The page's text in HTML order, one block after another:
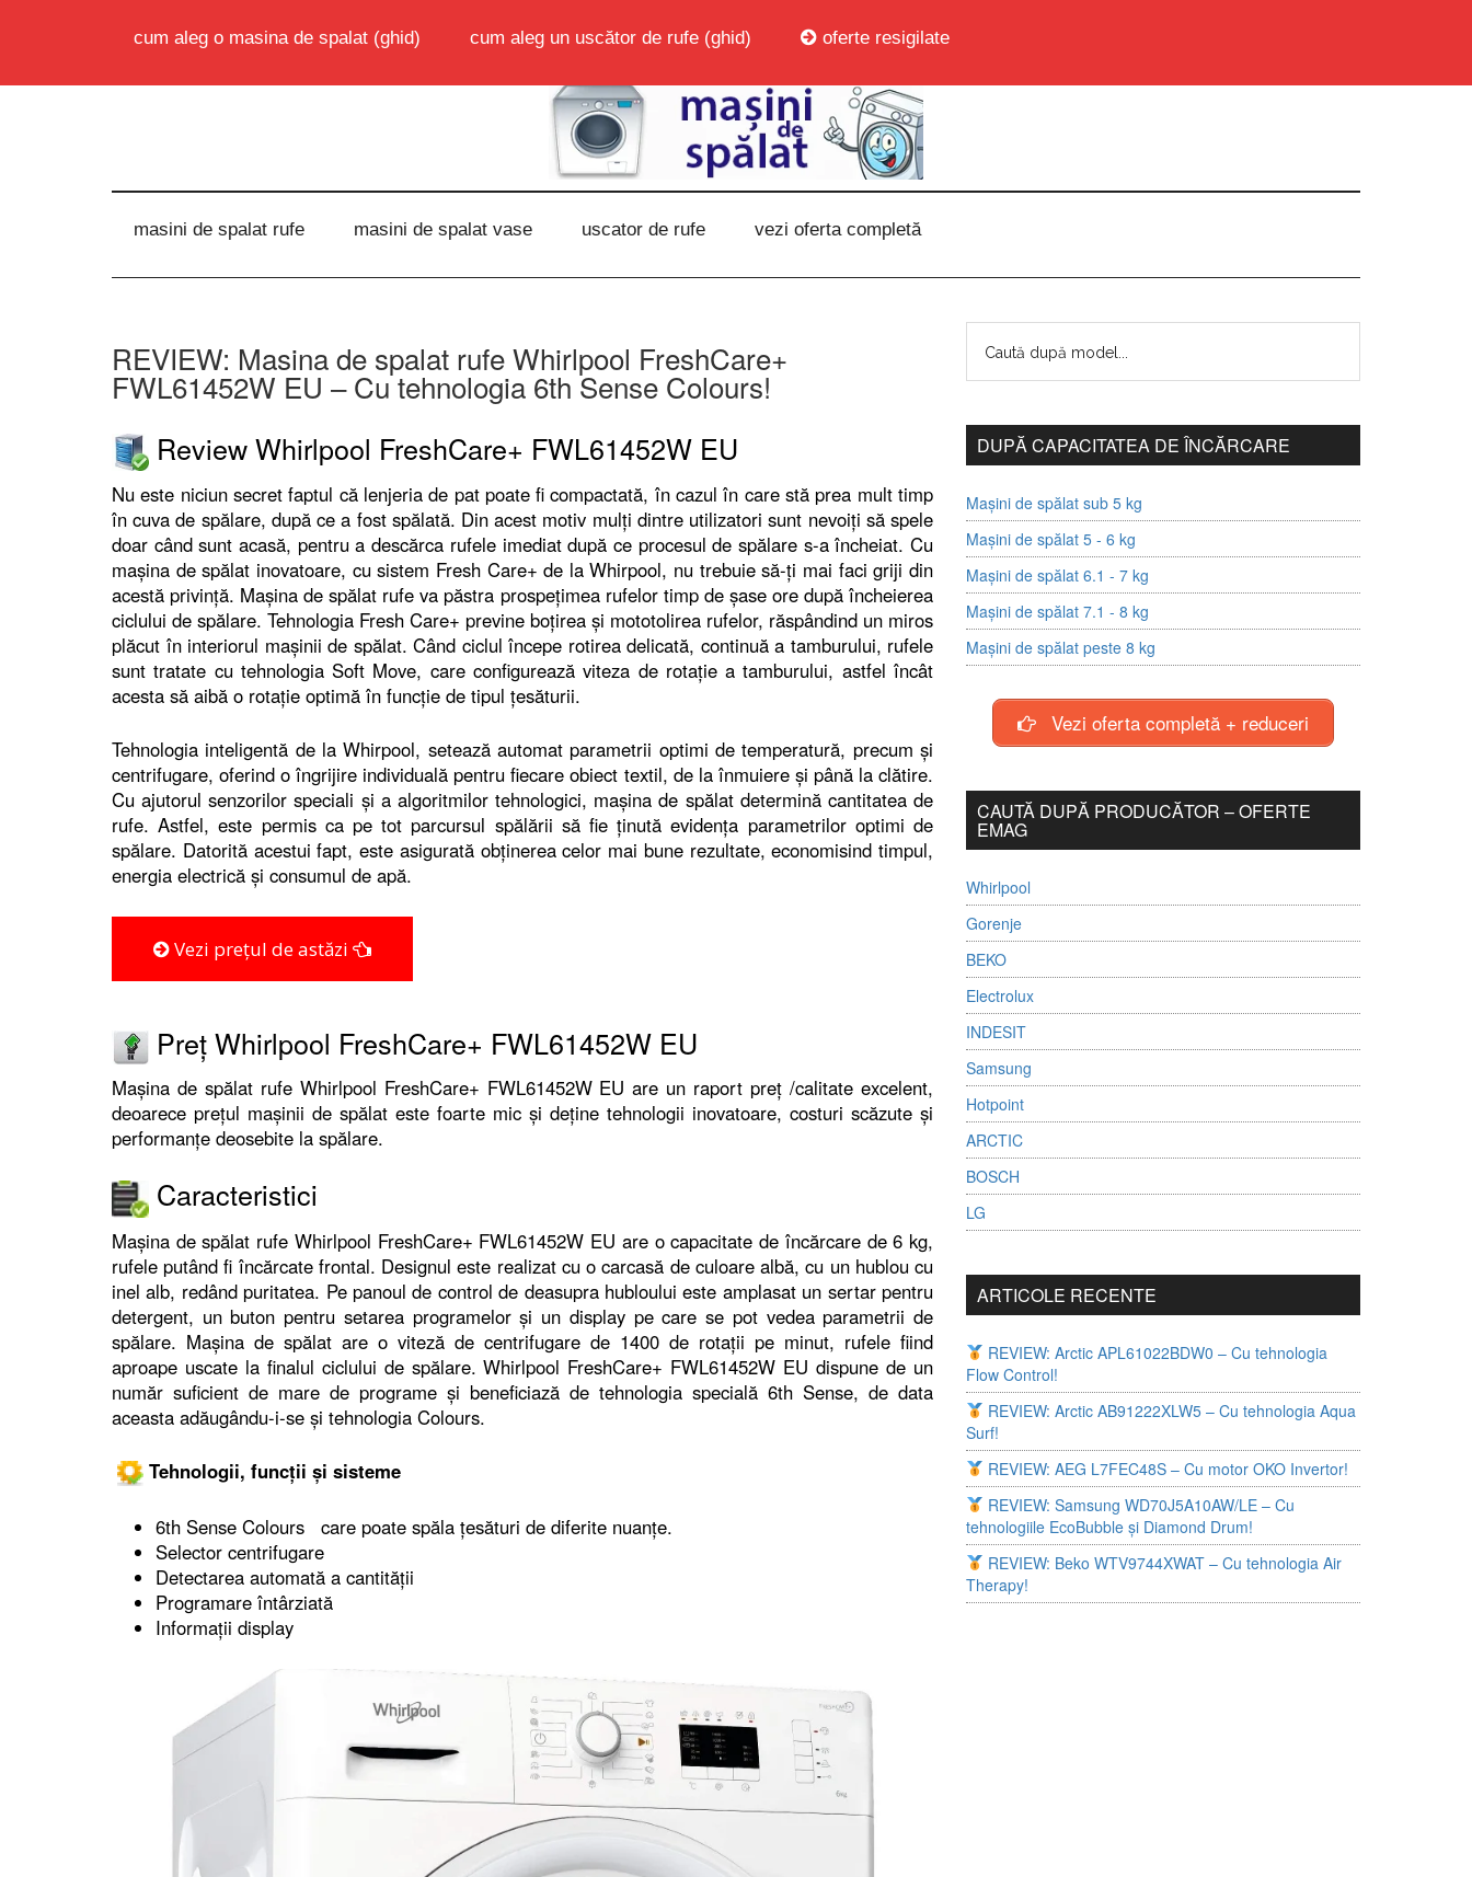
cum aleg o masina de spalat (ghid) cum aleg un uscător de rufe (ghid) oferte resigilate
masini de spalat rufe masini de spalat vase uscator de rufe vezi oferta completă
REVIEW: Masina de spalat rufe Whirlpool FreshCare+
FWL61452W EU – Cu tehnologia 6th Sense Colours!
Review Whirlpool FreshCare+ FWL61452W EU
Nu este niciun secret faptul că lenjeria de pat poate fi compactată, în cazul în care stă prea mult timp
în cuva de spălare, după ce a fost spălată. Din acest motiv mulți dintre utilizatori sunt nevoiți să spele
doar când sunt acasă, pentru a descărca rufele imediat după ce procesul de spălare s-a încheiat. Cu
mașina de spălat inovatoare, cu sistem Fresh Care+ de la Whirpool, nu trebuie să-ți mai faci griji din
acestă privință. Mașina de spălat rufe va păstra prospețimea rufelor timp de șase ore după încheierea
ciclului de spălare. Tehnologia Fresh Care+ previne boțirea și mototolirea rufelor, răspândind un miros
plăcut în interiorul mașinii de spălat. Când ciclul începe rotirea delicată, continuă a tamburului, rufele
sunt tratate cu tehnologia Soft Move, care configurează viteza de rotație a tamburului, astfel încât
acesta să aibă o rotație optimă în funcție de tipul țesăturii.
Tehnologia inteligentă de la Whirpool, setează automat parametrii optimi de temperatură, precum și
centrifugare, oferind o îngrijire individuală pentru fiecare obiect textil, de la înmuiere și până la clătire.
Cu ajutorul senzorilor speciali și a algoritmilor tehnologici, mașina de spălat determină cantitatea de
rufe. Astfel, este permis ca pe tot parcursul spălării să fie ținută evidența parametrilor optimi de
spălare. Datorită acestui fapt, este asigurată obținerea celor mai bune rezultate, economisind timpul,
energia electrică și consumul de apă.
Vezi prețul de astăzi
Preț Whirlpool FreshCare+ FWL61452W EU
Mașina de spălat rufe Whirlpool FreshCare+ FWL61452W EU are un raport preț /calitate excelent,
deoarece prețul mașinii de spălat este foarte mic și deține tehnologii inovatoare, costuri scăzute și
performanțe deosebite la spălare.
Caracteristici
Mașina de spălat rufe Whirlpool FreshCare+ FWL61452W EU are o capacitate de încărcare de 6 kg,
rufele putând fi încărcate frontal. Designul este realizat cu o carcasă de culoare albă, cu un hublou cu
inel alb, redând puritatea. Pe panoul de control de deasupra hubloului este amplasat un sertar pentru
detergent, un buton pentru setarea programelor și un display pe care se pot vedea parametrii de
spălare. Mașina de spălat are o viteză de centrifugare de 1400 de rotații pe minut, rufele fiind
aproape uscate la finalul ciclului de spălare. Whirlpool FreshCare+ FWL61452W EU dispune de un
număr suficient de mare de programe și beneficiază de tehnologia specială 6th Sense, de data
aceasta adăugându-i-se și tehnologia Colours.
Tehnologii, funcții și sisteme
6th Sense Colours care poate spăla țesături de diferite nuanțe.
Selector centrifugare
Detectarea automată a cantității
Programare întârziată
Informații display
DUPĂ CAPACITATEA DE ÎNCĂRCARE
Mașini de spălat sub 5 kg
Mașini de spălat 5 - 6 kg
Mașini de spălat 6.1 - 7 kg
Mașini de spălat 7.1 - 8 kg
Mașini de spălat peste 8 kg
Vezi oferta completă + reduceri
CAUTĂ DUPĂ PRODUCĂTOR – OFERTE
EMAG
Whirlpool
Gorenje
BEKO
Electrolux
INDESIT
Samsung
Hotpoint
ARCTIC
BOSCH
LG
ARTICOLE RECENTE
REVIEW: Arctic APL61022BDW0 – Cu tehnologia
Flow Control!
REVIEW: Arctic AB91222XLW5 – Cu tehnologia Aqua
Surf!
REVIEW: AEG L7FEC48S – Cu motor OKO Invertor!
REVIEW: Samsung WD70J5A10AW/LE – Cu
tehnologiile EcoBubble și Diamond Drum!
REVIEW: Beko WTV9744XWAT – Cu tehnologia Air
Therapy!